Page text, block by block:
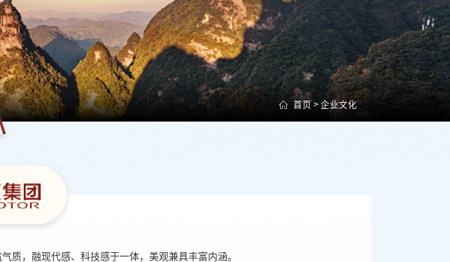
首页> 企业文化
质，融现代感、科技感于一体，美观兼具丰富内涵。